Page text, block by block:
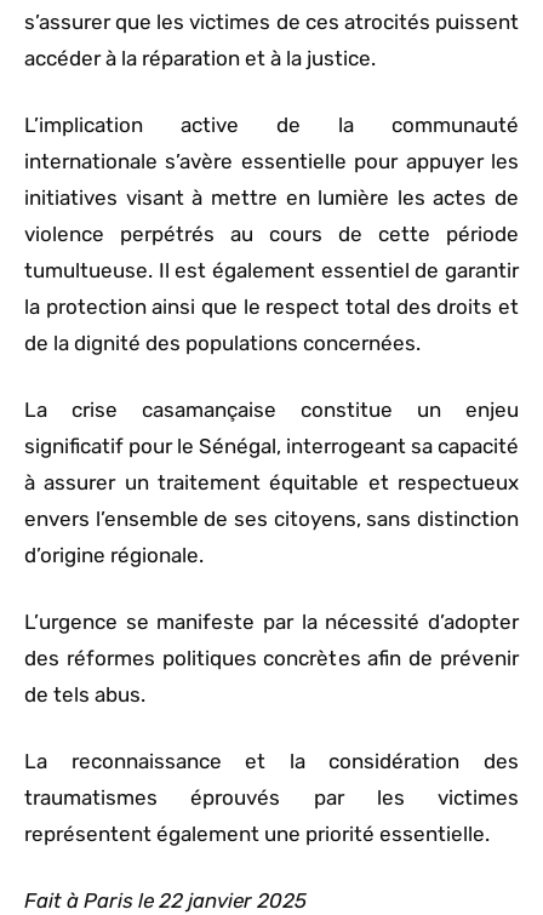
s’assurer que les victimes de ces atrocités puissent
accéder à la réparation et à la justice.
L’implication active de la communauté
internationale s’avère essentielle pour appuyer les
initiatives visant à mettre en lumière les actes de
violence perpétrés au cours de cette période
tumultueuse. Il est également essentiel de garantir
la protection ainsi que le respect total des droits et
de la dignité des populations concernées.
La crise casamançaise constitue un enjeu
significatif pour le Sénégal, interrogeant sa capacité
à assurer un traitement équitable et respectueux
envers l’ensemble de ses citoyens, sans distinction
d’origine régionale.
L’urgence se manifeste par la nécessité d’adopter
des réformes politiques concrètes afin de prévenir
de tels abus.
La reconnaissance et la considération des
traumatismes éprouvés par les victimes
représentent également une priorité essentielle.
Fait à Paris le 22 janvier 2025